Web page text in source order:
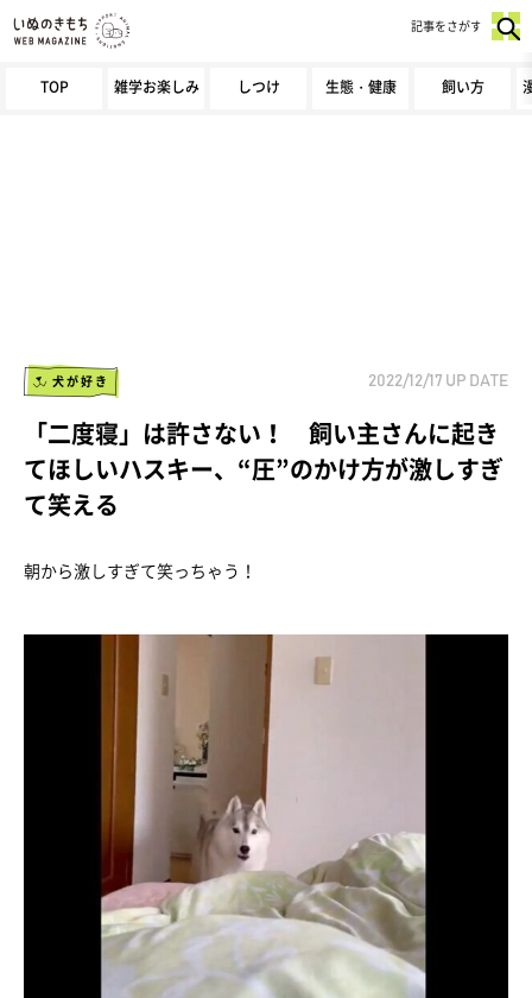
TOP 雑学お楽しみ しつけ 生態・健康 飼い方
記事をさがす
犬が好き 2022/12/17 UP DATE
「二度寝」は許さない！ 飼い主さんに起き
てほしいハスキー、“圧”のかけ方が激しすぎ
て笑える
朝から激しすぎて笑っちゃう！